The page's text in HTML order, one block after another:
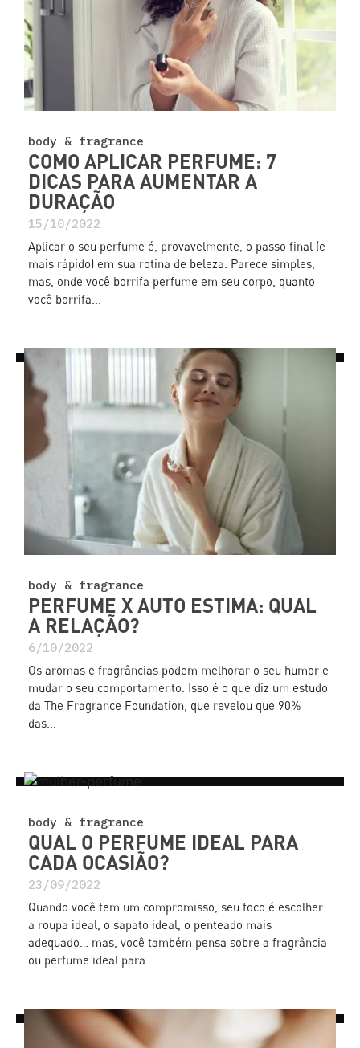
body & fragrance
COMO APLICAR PERFUME: 7
DICAS PARA AUMENTAR A
DURAÇÃO
15/10/2022
Aplicar o seu perfume é, provavelmente, o passo final (e
mais rápido) em sua rotina de beleza. Parece simples,
mas, onde você borrifa perfume em seu corpo, quanto
você borrifa...
body & fragrance
PERFUME X AUTO ESTIMA: QUAL
A RELAÇÃO?
6/10/2022
Os aromas e fragrâncias podem melhorar o seu humor e
mudar o seu comportamento. Isso é o que diz um estudo
da The Fragrance Foundation, que revelou que 90%
das...
body & fragrance
QUAL O PERFUME IDEAL PARA
CADA OCASIÃO?
23/09/2022
Quando você tem um compromisso, seu foco é escolher
a roupa ideal, o sapato ideal, o penteado mais
adequado… mas, você também pensa sobre a fragrância
ou perfume ideal para...